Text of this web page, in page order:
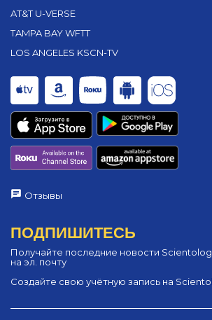
AT&T U-VERSE
TAMPA BAY WFTT
LOS ANGELES KSCN-TV
Отзывы
ПОДПИШИТЕСЬ
Получайте последние новости
на эл. почту
Создайте свою учётную запись на